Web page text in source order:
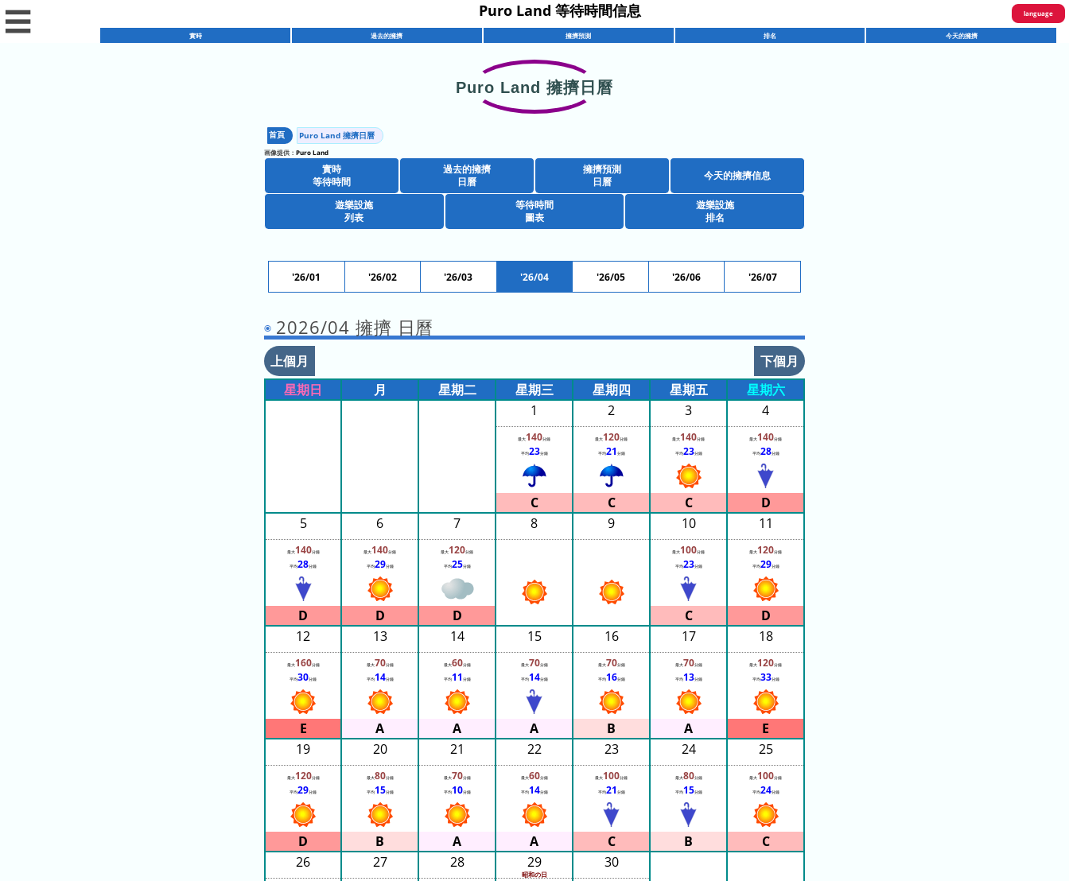
English
☰ Puro Land 等待時間信息 language
實時 過去的擁擠 擁擠預測 排名 今天的擁擠
Puro Land 擁擠日曆
首頁 Puro Land 擁擠日曆
画像提供： Puro Land
實時
等待時間
過去的擁擠
日曆
擁擠預測
日曆
今天的擁擠信息
遊樂設施
列表
等待時間
圖表
遊樂設施
排名
'26/01 '26/02 '26/03 '26/04 '26/05 '26/06 '26/07
2026/04 擁擠 日曆
上個月
下個月
星期日
月 星期二 星期三 星期四 星期五
星期六
1
最大140分鐘
平均23分鐘
2
最大120分鐘
平均21 分鐘
3
最大140分鐘
平均23分鐘
4
最大140分鐘
平均28分鐘
5
最大140分鐘
平均28分鐘
6
最大140分鐘
平均29分鐘
7
最大120分鐘
平均25分鐘
8 9 10
最大100分鐘
平均23分鐘
11
最大120分鐘
平均29分鐘
12
最大160分鐘
平均30分鐘
13
最大70分鐘
平均14分鐘
14
最大60分鐘
平均11 分鐘
15
最大70分鐘
平均14分鐘
16
最大70分鐘
平均16分鐘
17
最大70分鐘
平均13分鐘
18
最大120分鐘
平均33分鐘
19
最大120分鐘
平均29分鐘
20
最大80分鐘
平均15分鐘
21
最大70分鐘
平均10分鐘
22
最大60分鐘
平均14分鐘
23
最大100分鐘
平均21 分鐘
24
最大80分鐘
平均15分鐘
25
最大100分鐘
平均24分鐘
26 27 28 29
昭和の日
30